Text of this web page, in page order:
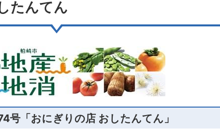
たんてん
号「おにぎりの店 おしたんてん」